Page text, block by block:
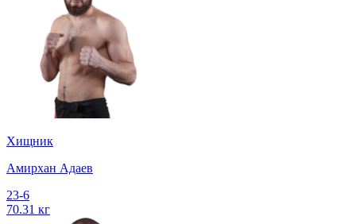
Хищник
Амирхан Адаев
23-6
70.31 кг